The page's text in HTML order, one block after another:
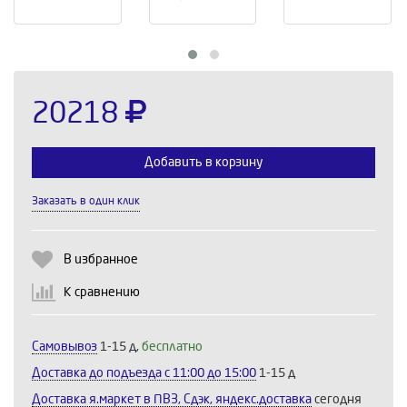
20218
Добавить в корзину
Заказать в один клик
В избранное
К сравнению
Самовывоз 1-15 д, бесплатно
Доставка до подъезда c 11:00 до 15:00 1-15 д
Доставка я.маркет в ПВЗ, Сдэк, яндекс.доставка сегодня